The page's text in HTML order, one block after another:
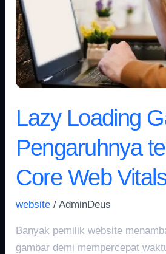
Lazy Loading
Pengaruhnya
Core Web
website /AdminDeus
Banyak pemilik website
gambar demi mempercepat
terhadap
Core
Web
Vitals